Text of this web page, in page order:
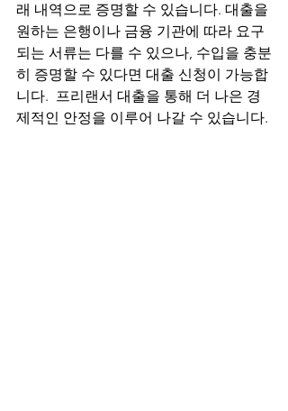
래 내역으로 증명할 수 있습니다. 대출을
원하는 은행이나 금융 기관에 따라 요구
되는 서류는 다를 수 있으나, 수입을 충분
히 증명할 수 있다면 대출 신청이 가능합
니다.  프리랜서 대출을 통해 더 나은 경
제적인 안정을 이루어 나갈 수 있습니다.